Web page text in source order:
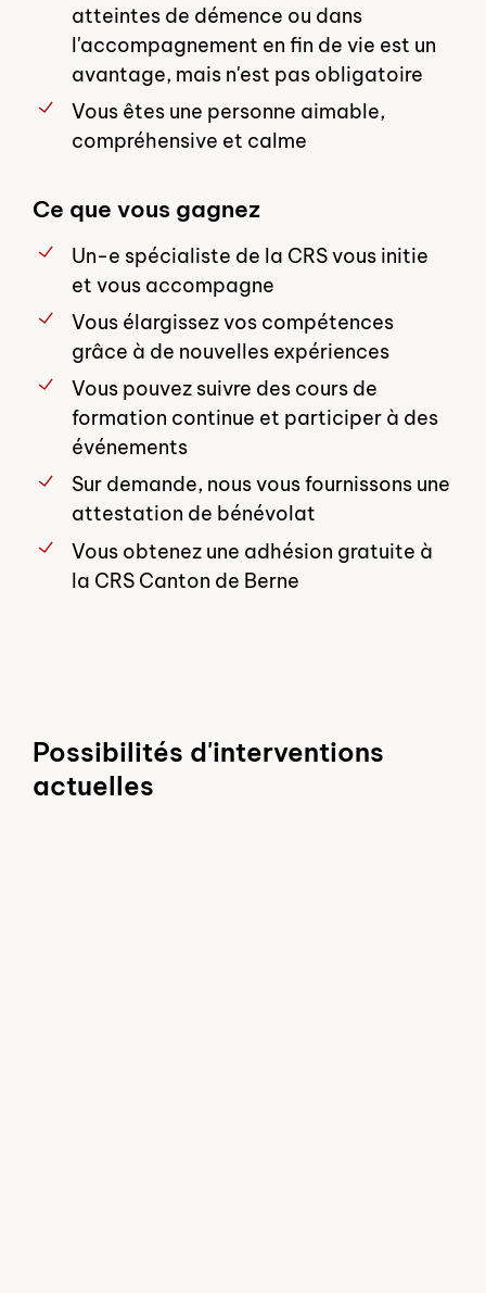
atteintes de démence ou dans
l'accompagnement en fin de vie est un
avantage, mais n'est pas obligatoire
Vous êtes une personne aimable,
compréhensive et calme
Ce que vous gagnez
Un-e spécialiste de la CRS vous initie
et vous accompagne
Vous élargissez vos compétences
grâce à de nouvelles expériences
Vous pouvez suivre des cours de
formation continue et participer à des
événements
Sur demande, nous vous fournissons une
attestation de bénévolat
Vous obtenez une adhésion gratuite à
la CRS Canton de Berne
Possibilités d'interventions
actuelles